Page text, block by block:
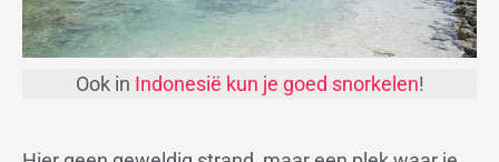
Ook in Indonesië kun je goed snorkelen!